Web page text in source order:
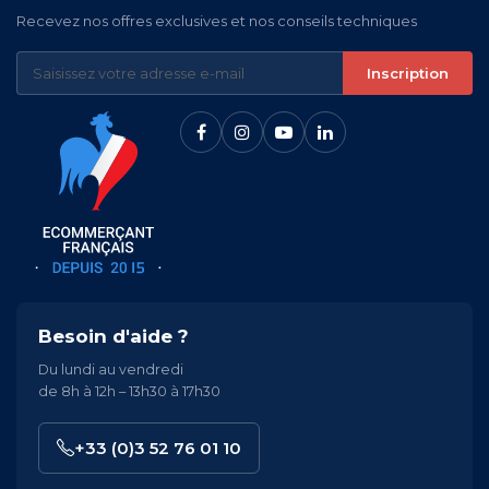
Recevez nos offres exclusives et nos conseils techniques
Inscription
Besoin d'aide ?
Du lundi au vendredi
de 8h à 12h – 13h30 à 17h30
+33 (0)3 52 76 01 10